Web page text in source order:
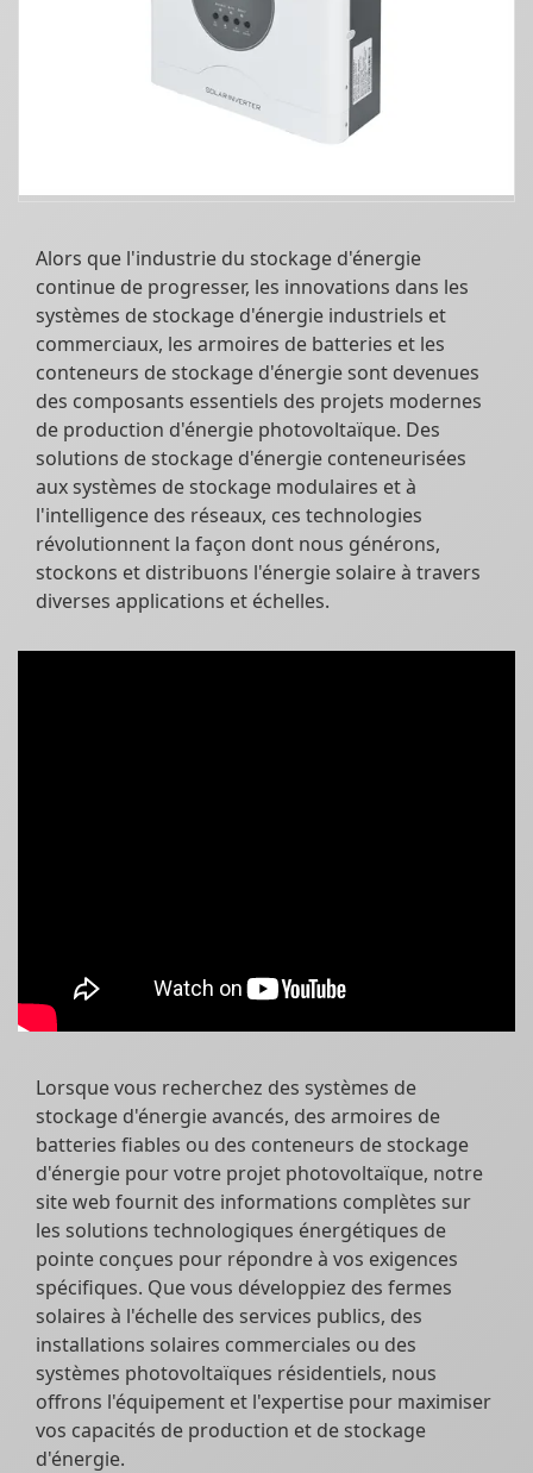
Alors que l'industrie du stockage d'énergie
continue de progresser, les innovations dans les
systèmes de stockage d'énergie industriels et
commerciaux, les armoires de batteries et les
conteneurs de stockage d'énergie sont devenues
des composants essentiels des projets modernes
de production d'énergie photovoltaïque. Des
solutions de stockage d'énergie conteneurisées
aux systèmes de stockage modulaires et à
l'intelligence des réseaux, ces technologies
révolutionnent la façon dont nous générons,
stockons et distribuons l'énergie solaire à travers
diverses applications et échelles.
Lorsque vous recherchez des systèmes de
stockage d'énergie avancés, des armoires de
batteries fiables ou des conteneurs de stockage
d'énergie pour votre projet photovoltaïque, notre
site web fournit des informations complètes sur
les solutions technologiques énergétiques de
pointe conçues pour répondre à vos exigences
spécifiques. Que vous développiez des fermes
solaires à l'échelle des services publics, des
installations solaires commerciales ou des
systèmes photovoltaïques résidentiels, nous
offrons l'équipement et l'expertise pour maximiser
vos capacités de production et de stockage
d'énergie.